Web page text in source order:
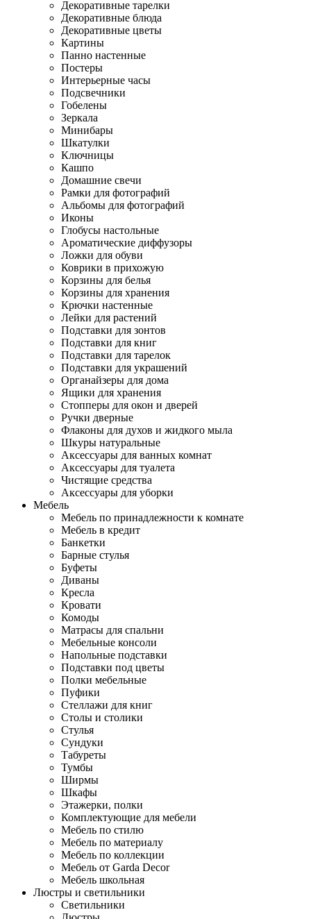
Декоративные тарелки
Декоративные блюда
Декоративные цветы
Картины
Панно настенные
Постеры
Интерьерные часы
Подсвечники
Гобелены
Зеркала
Минибары
Шкатулки
Ключницы
Кашпо
Домашние свечи
Рамки для фотографий
Альбомы для фотографий
Иконы
Глобусы настольные
Ароматические диффузоры
Ложки для обуви
Коврики в прихожую
Корзины для белья
Корзины для хранения
Крючки настенные
Лейки для растений
Подставки для зонтов
Подставки для книг
Подставки для тарелок
Подставки для украшений
Органайзеры для дома
Ящики для хранения
Стопперы для окон и дверей
Ручки дверные
Флаконы для духов и жидкого мыла
Шкуры натуральные
Аксессуары для ванных комнат
Аксессуары для туалета
Чистящие средства
Аксессуары для уборки
Мебель
Мебель по принадлежности к комнате
Мебель в кредит
Банкетки
Барные стулья
Буфеты
Диваны
Кресла
Кровати
Комоды
Матрасы для спальни
Мебельные консоли
Напольные подставки
Подставки под цветы
Полки мебельные
Пуфики
Стеллажи для книг
Столы и столики
Стулья
Сундуки
Табуреты
Тумбы
Ширмы
Шкафы
Этажерки, полки
Комплектующие для мебели
Мебель по стилю
Мебель по материалу
Мебель по коллекции
Мебель от Garda Decor
Мебель школьная
Люстры и светильники
Светильники